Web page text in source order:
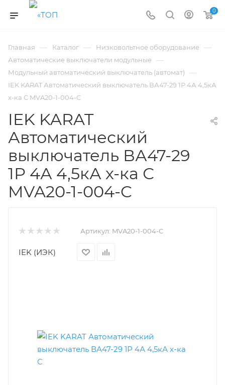
0
Главная — Каталог — Низковольтное оборудование —
Автоматические выключатели модульные —
Модульный автоматический выключатель (автомат) —
IEK KARAT Автоматический выключатель ВА47-29 1Р 4А 4,5кА
х-ка С MVA20-1-004-C
IEK KARAT
Автоматический
выключатель ВА47-29
1Р 4А 4,5кА х-ка С
MVA20-1-004-C
Артикул: MVA20-1-004-C
IEK (ИЭК)